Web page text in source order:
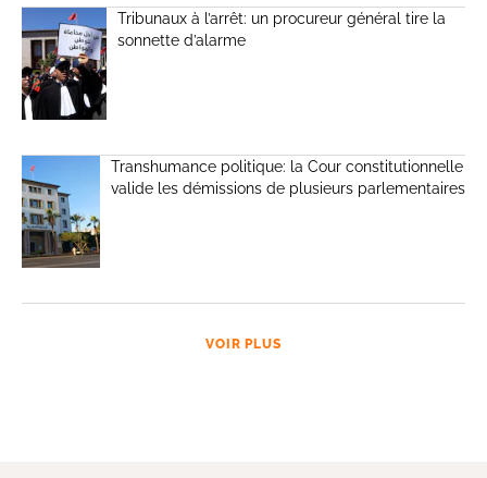
Tribunaux à l’arrêt: un procureur général tire la
sonnette d’alarme
Transhumance politique: la Cour constitutionnelle
valide les démissions de plusieurs parlementaires
VOIR PLUS